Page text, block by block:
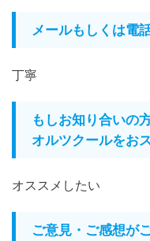
メールもしくは電
丁寧
もしお知り合いの
オルツクールをお
オススメしたい
ご意見・ご感想が